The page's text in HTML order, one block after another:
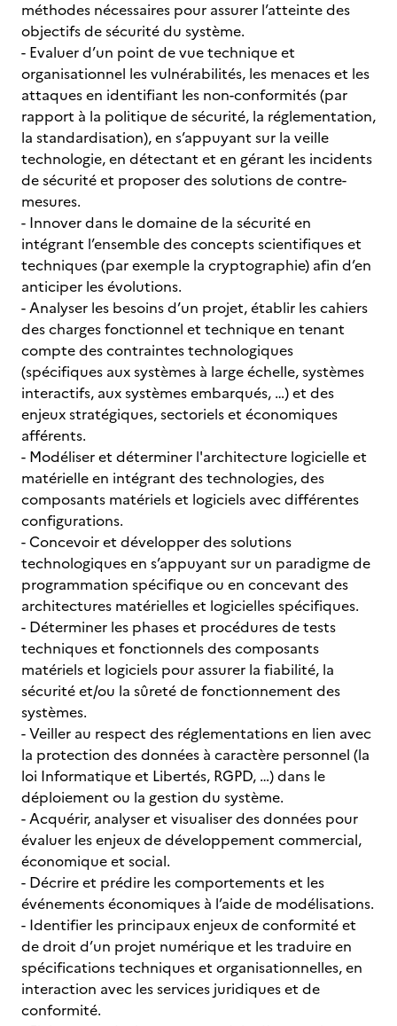
méthodes nécessaires pour assurer l’atteinte des
objectifs de sécurité du système.
- Evaluer d’un point de vue technique et
organisationnel les vulnérabilités, les menaces et les
attaques en identifiant les non-conformités (par
rapport à la politique de sécurité, la réglementation,
la standardisation), en s’appuyant sur la veille
technologie, en détectant et en gérant les incidents
de sécurité et proposer des solutions de contre-
mesures.
- Innover dans le domaine de la sécurité en
intégrant l’ensemble des concepts scientifiques et
techniques (par exemple la cryptographie) afin d’en
anticiper les évolutions.
- Analyser les besoins d’un projet, établir les cahiers
des charges fonctionnel et technique en tenant
compte des contraintes technologiques
(spécifiques aux systèmes à large échelle, systèmes
interactifs, aux systèmes embarqués, …) et des
enjeux stratégiques, sectoriels et économiques
afférents.
- Modéliser et déterminer l'architecture logicielle et
matérielle en intégrant des technologies, des
composants matériels et logiciels avec différentes
configurations.
- Concevoir et développer des solutions
technologiques en s’appuyant sur un paradigme de
programmation spécifique ou en concevant des
architectures matérielles et logicielles spécifiques.
- Déterminer les phases et procédures de tests
techniques et fonctionnels des composants
matériels et logiciels pour assurer la fiabilité, la
sécurité et/ou la sûreté de fonctionnement des
systèmes.
- Veiller au respect des réglementations en lien avec
la protection des données à caractère personnel (la
loi Informatique et Libertés, RGPD, …) dans le
déploiement ou la gestion du système.
- Acquérir, analyser et visualiser des données pour
évaluer les enjeux de développement commercial,
économique et social.
- Décrire et prédire les comportements et les
événements économiques à l’aide de modélisations.
- Identifier les principaux enjeux de conformité et
de droit d’un projet numérique et les traduire en
spécifications techniques et organisationnelles, en
interaction avec les services juridiques et de
conformité.